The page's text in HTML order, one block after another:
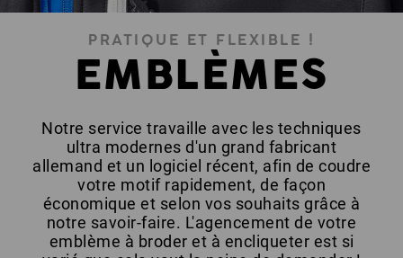
PRATIQUE ET FLEXIBLE !
EMBLÈMES
Notre service travaille avec les techniques
ultra modernes d'un grand fabricant
allemand et un logiciel récent, afin de coudre
votre motif rapidement, de façon
économique et selon vos souhaits grâce à
notre savoir-faire. L'agencement de votre
emblème à broder et à encliqueter est si